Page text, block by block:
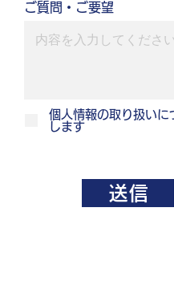
ご質問・ご要望
個人情報の取り扱いに
します
送信